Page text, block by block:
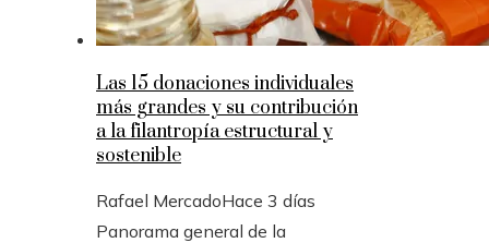
Las 15 donaciones individuales
más grandes y su contribución
a la filantropía estructural y
sostenible
Rafael MercadoHace 3 días
Panorama general de la